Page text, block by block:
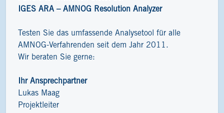
IGES ARA – AMNOG Resolution Analyzer
Testen Sie das umfassende Analysetool für alle
AMNOG-Verfahrenden seit dem Jahr 2011.
Wir beraten Sie gerne:
Ihr Ansprechpartner
Lukas Maag
Projektleiter